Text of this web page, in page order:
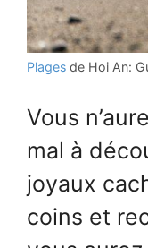
Plages de Hoi An:
Vous
mal à
joyaux
coins et